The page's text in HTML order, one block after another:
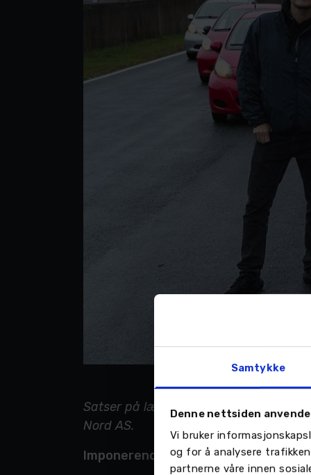
Samtykke
Denne nettsiden
Vi bruker
og for å analysere
partnerne våre innen
Satser på lærlingene med unikt
Nord AS.
Imponerende satsning